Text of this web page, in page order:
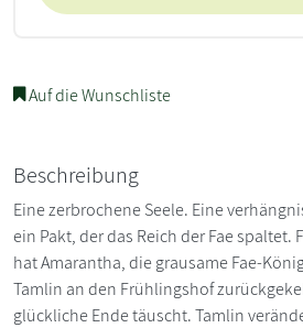
Auf die Wunschliste
Beschreibung
Eine zerbrochene Seele. Eine
ein Pakt, der das Reich der Fae spaltet.
hat Amarantha, die grausame Fae-
Tamlin an den Frühlingshof
glückliche Ende täuscht. Tamlin